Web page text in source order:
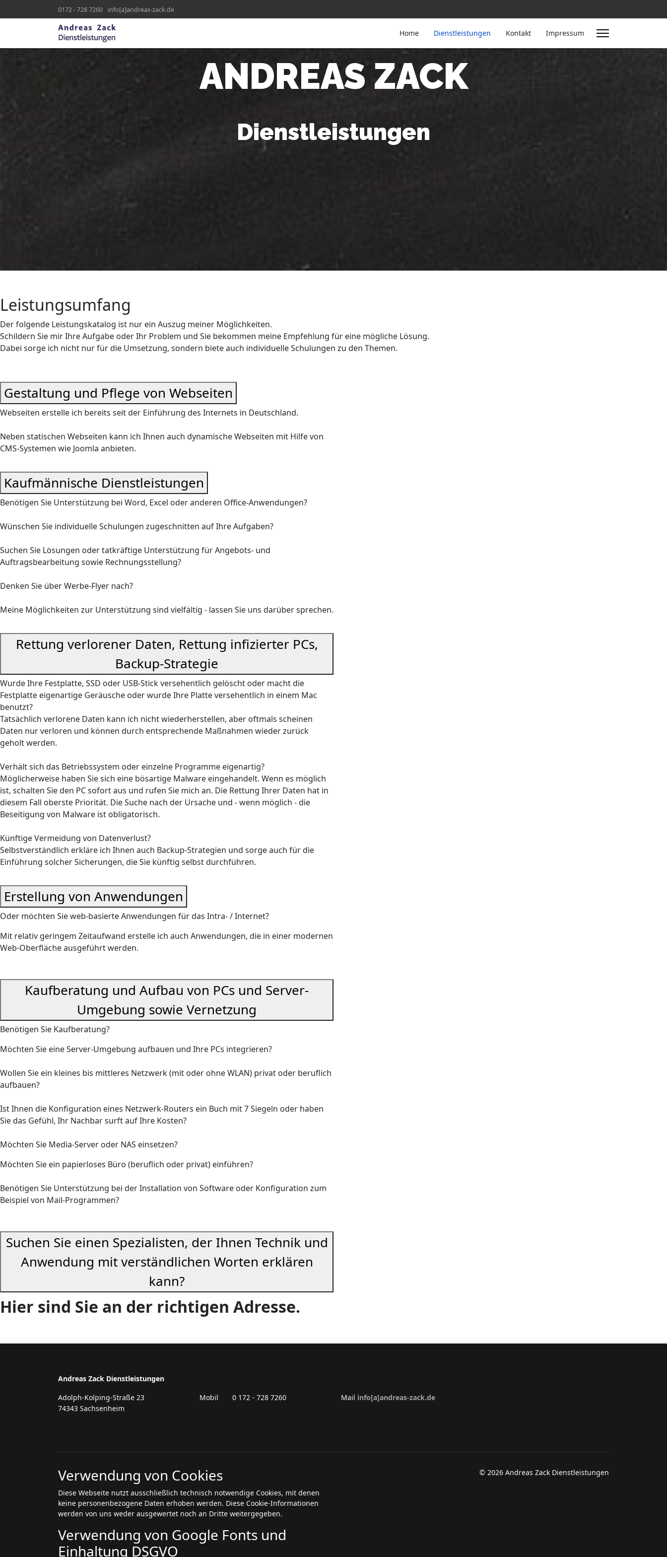
0172 - 728 7260 info[a]andreas-zack.de
Home Dienstleistungen Kontakt Impressum
ANDREAS ZACK
Dienstleistungen
Leistungsumfang
Der folgende Leistungskatalog ist nur ein Auszug meiner Möglichkeiten.
Schildern Sie mir Ihre Aufgabe oder Ihr Problem und Sie bekommen meine Empfehlung für eine mögliche Lösung.
Dabei sorge ich nicht nur für die Umsetzung, sondern biete auch individuelle Schulungen zu den Themen.
Gestaltung und Pflege von Webseiten
Webseiten erstelle ich bereits seit der Einführung des Internets in Deutschland.
Neben statischen Webseiten kann ich Ihnen auch dynamische Webseiten mit Hilfe von
CMS-Systemen wie Joomla anbieten.
Kaufmännische Dienstleistungen
Benötigen Sie Unterstützung bei Word, Excel oder anderen Office-Anwendungen?
Wünschen Sie individuelle Schulungen zugeschnitten auf Ihre Aufgaben?
Suchen Sie Lösungen oder tatkräftige Unterstützung für Angebots- und
Auftragsbearbeitung sowie Rechnungsstellung?
Denken Sie über Werbe-Flyer nach?
Meine Möglichkeiten zur Unterstützung sind vielfältig - lassen Sie uns darüber sprechen.
Rettung verlorener Daten, Rettung infizierter PCs,
Backup-Strategie
Wurde Ihre Festplatte, SSD oder USB-Stick versehentlich gelöscht oder macht die
Festplatte eigenartige Geräusche oder wurde Ihre Platte versehentlich in einem Mac
benutzt?
Tatsächlich verlorene Daten kann ich nicht wiederherstellen, aber oftmals scheinen
Daten nur verloren und können durch entsprechende Maßnahmen wieder zurück
geholt werden.
Verhält sich das Betriebssystem oder einzelne Programme eigenartig?
Möglicherweise haben Sie sich eine bösartige Malware eingehandelt. Wenn es möglich
ist, schalten Sie den PC sofort aus und rufen Sie mich an. Die Rettung Ihrer Daten hat in
diesem Fall oberste Priorität. Die Suche nach der Ursache und - wenn möglich - die
Beseitigung von Malware ist obligatorisch.
Künftige Vermeidung von Datenverlust?
Selbstverständlich erkläre ich Ihnen auch Backup-Strategien und sorge auch für die
Einführung solcher Sicherungen, die Sie künftig selbst durchführen.
Erstellung von Anwendungen
Oder möchten Sie web-basierte Anwendungen für das Intra- / Internet?
Mit relativ geringem Zeitaufwand erstelle ich auch Anwendungen, die in einer modernen
Web-Oberfläche ausgeführt werden.
Kaufberatung und Aufbau von PCs und Server-
Umgebung sowie Vernetzung
Benötigen Sie Kaufberatung?
Möchten Sie eine Server-Umgebung aufbauen und Ihre PCs integrieren?
Wollen Sie ein kleines bis mittleres Netzwerk (mit oder ohne WLAN) privat oder beruflich
aufbauen?
Ist Ihnen die Konfiguration eines Netzwerk-Routers ein Buch mit 7 Siegeln oder haben
Sie das Gefühl, Ihr Nachbar surft auf Ihre Kosten?
Möchten Sie Media-Server oder NAS einsetzen?
Möchten Sie ein papierloses Büro (beruflich oder privat) einführen?
Benötigen Sie Unterstützung bei der Installation von Software oder Konfiguration zum
Beispiel von Mail-Programmen?
Suchen Sie einen Spezialisten, der Ihnen Technik und
Anwendung mit verständlichen Worten erklären
kann?
Hier sind Sie an der richtigen Adresse.
Andreas Zack Dienstleistungen
Adolph-Kolping-Straße 23
74343 Sachsenheim
Mobil 0 172 - 728 7260 Mail info[a]andreas-zack.de
Verwendung von Cookies
Diese Webseite nutzt ausschließlich technisch notwendige Cookies, mit denen
keine personenbezogene Daten erhoben werden. Diese Cookie-Informationen
werden von uns weder ausgewertet noch an Dritte weitergegeben.
Verwendung von Google Fonts und
Einhaltung DSGVO
© 2026 Andreas Zack Dienstleistungen